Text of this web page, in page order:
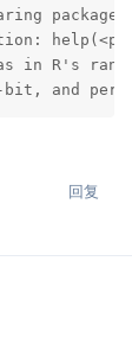
bit, and
回复